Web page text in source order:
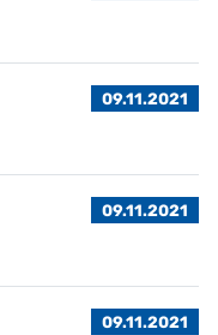
09.11.2021
09.11.2021
09.11.2021